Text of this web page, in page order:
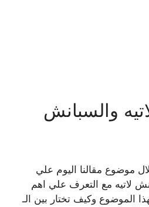
والسبانش
موضوع مقالنا اليوم علي
لاتيه مع التعرف علي اهم
الموضوع وكيف تختار بين الـ